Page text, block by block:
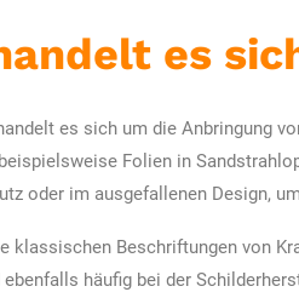
es
es sich um die Anbringung
Folien in
oder im ausgefallenen Design,
klassischen Beschriftungen von
häufig bei der